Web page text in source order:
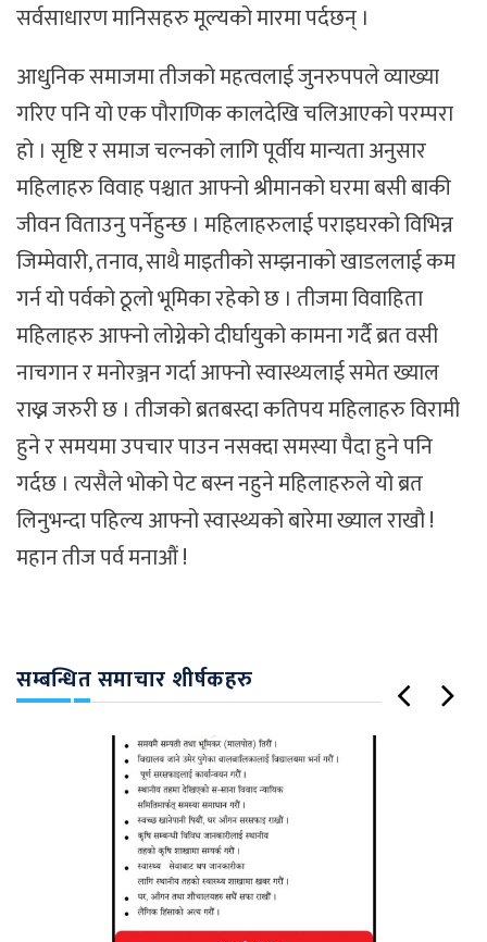
सर्वसाधारण मानिसहरु मूल्यको मारमा पर्दछन् ।
आधुनिक समाजमा तीजको महत्वलाई जुनरुपपले व्याख्या
गरिए पनि यो एक पौराणिक कालदेखि चलिआएको परम्परा
हो । सृष्टि र समाज चल्नको लागि पूर्वीय मान्यता अनुसार
महिलाहरु विवाह पश्चात आफ्नो श्रीमानको घरमा बसी बाकी
जीवन विताउनु पर्नेहुन्छ । महिलाहरुलाई पराइघरको विभिन्न
जिम्मेवारी, तनाव, साथै माइतीको सम्झनाको खाडललाई कम
गर्न यो पर्वको ठूलो भूमिका रहेको छ । तीजमा विवाहिता
महिलाहरु आफ्नो लोग्नेको दीर्घायुको कामना गर्दै ब्रत वसी
नाचगान र मनोरञ्जन गर्दा आफ्नो स्वास्थ्यलाई समेत ख्याल
राख्न जरुरी छ । तीजको ब्रतबस्दा कतिपय महिलाहरु विरामी
हुने र समयमा उपचार पाउन नसक्दा समस्या पैदा हुने पनि
गर्दछ । त्यसैले भोको पेट बस्न नहुने महिलाहरुले यो ब्रत
लिनुभन्दा पहिल्य आफ्नो स्वास्थ्यको बारेमा ख्याल राखौ !
महान तीज पर्व मनाऔं !
सम्बन्धित समाचार शीर्षकहरु